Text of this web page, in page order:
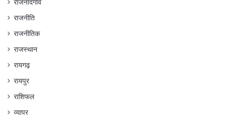
राजनांदगांव
राजनीति
राजनीतिक
राजस्थान
रायगढ़
रायपुर
राशिफल
व्यापर